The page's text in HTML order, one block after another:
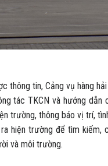
thông tin, Cảng vụ hàng
tác TKCN và hướng
trường, thông báo vị trí,
hiện trường để tìm kiếm,
và môi trường.